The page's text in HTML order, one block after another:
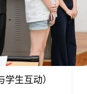
学生互动）